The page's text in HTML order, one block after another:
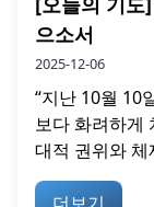
으소서
2025-12-06
“지난 10월 10
보다 화려하게
대적 권위와